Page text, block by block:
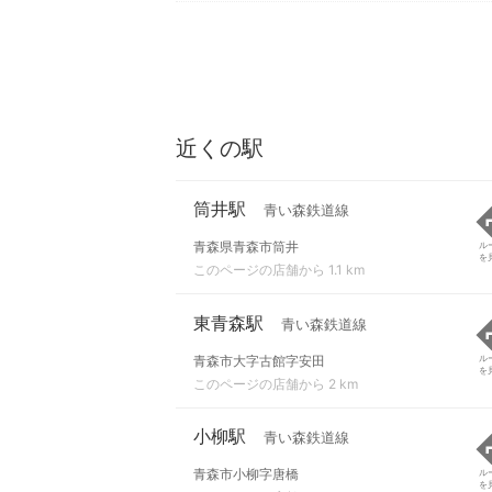
近くの駅
筒井駅 青い森鉄道線
青森県青森市筒井
このページの店舗から 1.1 km
ル
を
東青森駅 青い森鉄道線
青森市大字古館字安田
このページの店舗から 2 km
ル
を
小柳駅 青い森鉄道線
青森市小柳字唐橋
ル
を